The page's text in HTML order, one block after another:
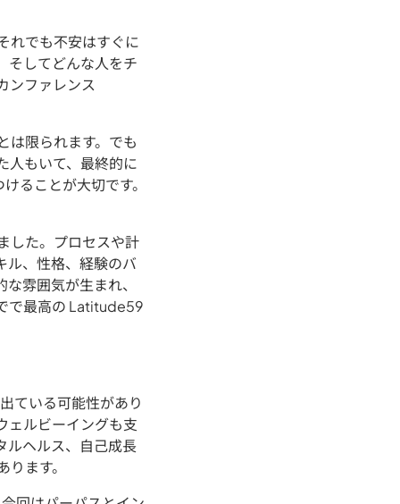
れでも不安はすぐに
そしてどんな人をチ
ンファレンス
は限られます。でも
人もいて、最終的に
ることが大切です。
した。プロセスや計
ル、性格、経験のバ
雰囲気が生まれ、
で最高の Latitude59
ている可能性があり
ェルビーイングも支
ルヘルス、自己成長
ます。